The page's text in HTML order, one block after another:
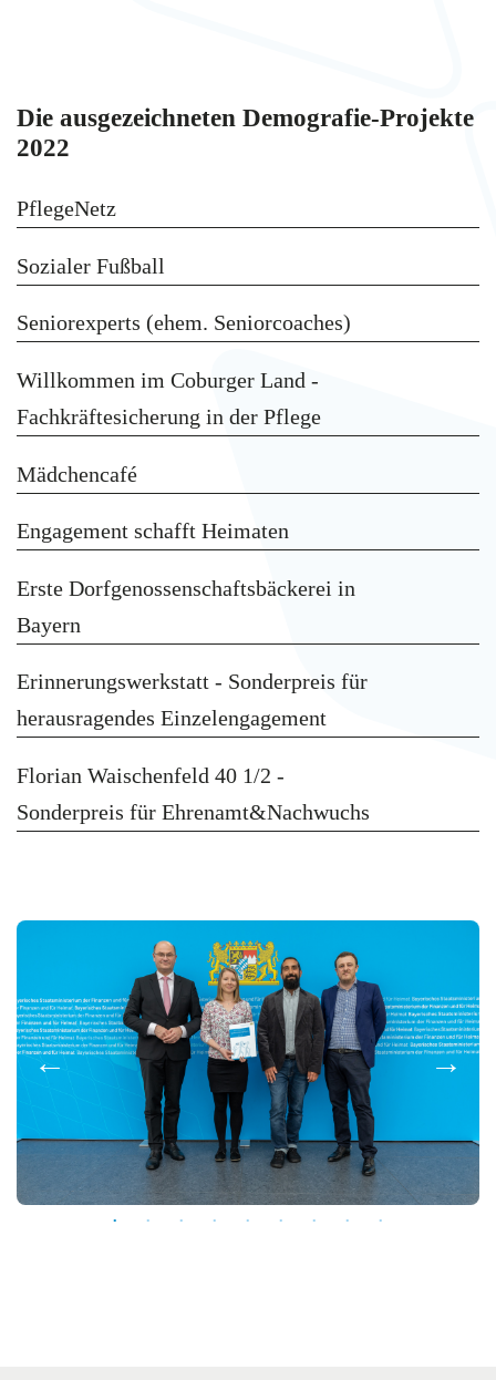
Die ausgezeichneten Demografie-Projekte
2022
PflegeNetz
Sozialer Fußball
Seniorexperts (ehem. Seniorcoaches)
Willkommen im Coburger Land -
Fachkräftesicherung in der Pflege
Mädchencafé
Engagement schafft Heimaten
Erste Dorfgenossenschaftsbäckerei in
Bayern
Erinnerungswerkstatt - Sonderpreis für
herausragendes Einzelengagement
Florian Waischenfeld 40 1/2 -
Sonderpreis für Ehrenamt&Nachwuchs